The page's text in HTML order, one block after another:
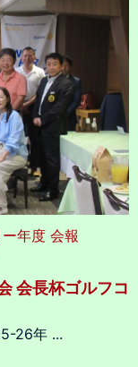
ー年度 会報
会長杯ゴルフコ
26年 ...